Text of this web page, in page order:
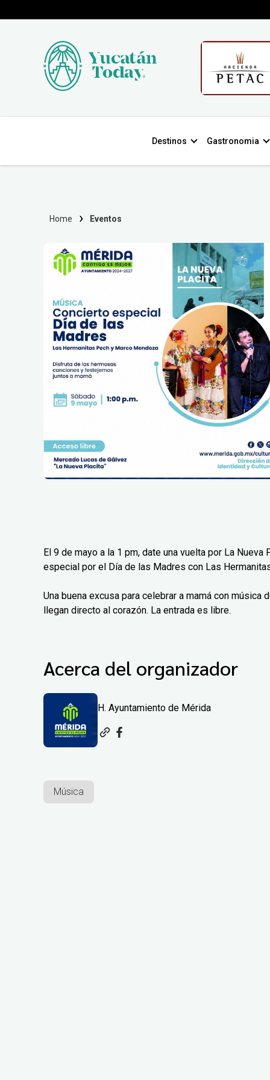
Destinos Gastronomia
Home Eventos
El 9 de mayo a la 1 pm, date una vuelta por La
especial por el Día de las Madres con Las
Una buena excusa para celebrar a mamá con
llegan directo al corazón. La entrada es libre.
Acerca del organizador
H. Ayuntamiento de Mérida
Música